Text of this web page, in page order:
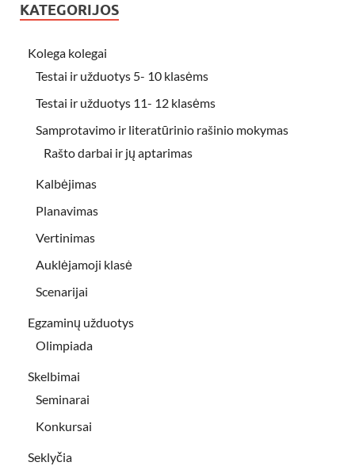
KATEGORIJOS
Kolega kolegai
Testai ir užduotys 5- 10 klasėms
Testai ir užduotys 11- 12 klasėms
Samprotavimo ir literatūrinio rašinio mokymas
Rašto darbai ir jų aptarimas
Kalbėjimas
Planavimas
Vertinimas
Auklėjamoji klasė
Scenarijai
Egzaminų užduotys
Olimpiada
Skelbimai
Seminarai
Konkursai
Seklyčia